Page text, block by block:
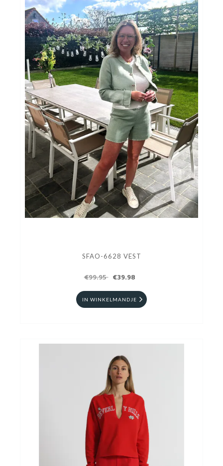
SFAO-6628 VEST
€99.95 €39.98
IN WINKELMANDJE